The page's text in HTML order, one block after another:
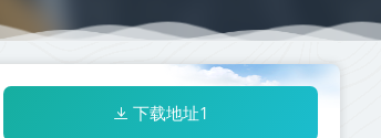
下载地址1